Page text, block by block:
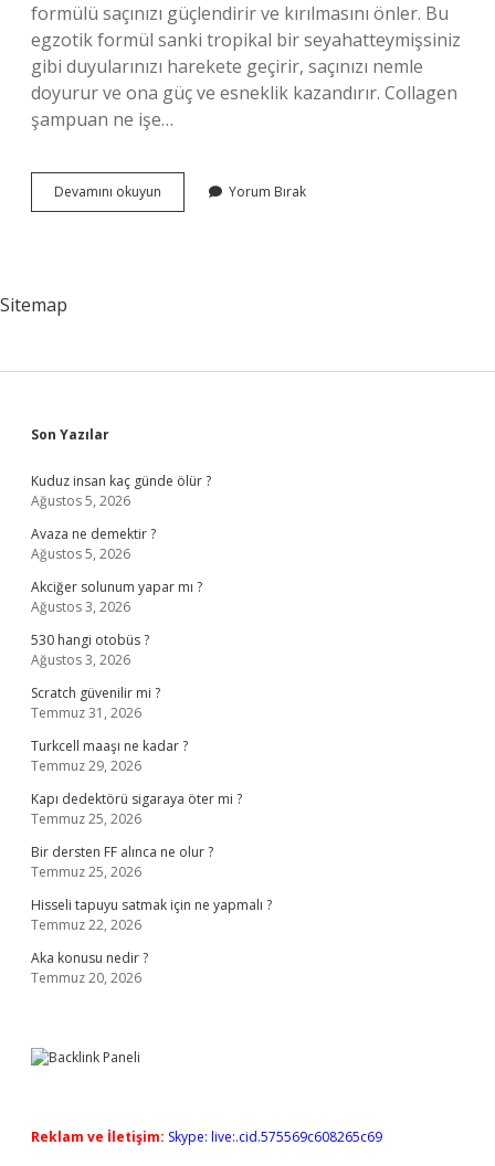
formülü saçınızı güçlendirir ve kırılmasını önler. Bu
egzotik formül sanki tropikal bir seyahatteymişsiniz
gibi duyularınızı harekete geçirir, saçınızı nemle
doyurur ve ona güç ve esneklik kazandırır. Collagen
şampuan ne işe…
Devamını okuyun
Biotin
Yorum Bırak
Sitemap
Sidebar
Son Yazılar
Kuduz insan kaç günde ölür ?
Ağustos 5, 2026
Avaza ne demektir ?
Ağustos 5, 2026
Akciğer solunum yapar mı ?
Ağustos 3, 2026
530 hangi otobüs ?
Ağustos 3, 2026
Scratch güvenilir mi ?
Temmuz 31, 2026
Turkcell maaşı ne kadar ?
Temmuz 29, 2026
Kapı dedektörü sigaraya öter mi ?
Temmuz 25, 2026
Bir dersten FF alınca ne olur ?
Temmuz 25, 2026
Hisseli tapuyu satmak için ne yapmalı ?
Temmuz 22, 2026
Aka konusu nedir ?
Temmuz 20, 2026
Reklam ve İletişim: Skype: live:.cid.575569c608265c69